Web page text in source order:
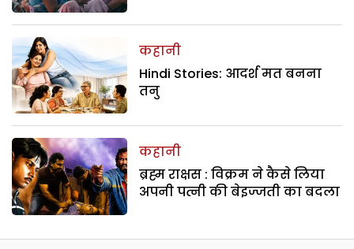
कहानी
Hindi Stories: आदर्श मत बनना
तनु
कहानी
ब्रह्म राक्षस : विक्रम ने कैसे लिया
अपनी पत्नी की बेइज्जती का बदला